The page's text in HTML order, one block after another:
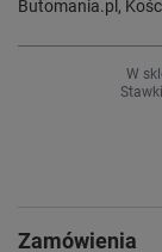
Butomania.pl ,
W
Zamówienia